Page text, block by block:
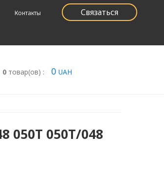
Контакты Связаться
0товар(ов) : 0 UAH
050Т 050Т/048